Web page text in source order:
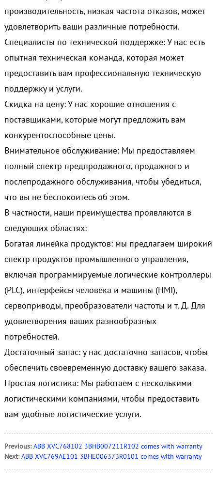
производительность, низкая частота отказов, может
удовлетворить ваши различные потребности.
Специалисты по технической поддержке: У нас есть
опытная техническая команда, которая может
предоставить вам профессиональную техническую
поддержку и услуги.
Скидка на цену: У нас хорошие отношения с
поставщиками, которые могут предложить вам
конкурентоспособные цены.
Внимательное обслуживание: Мы предоставляем
полный спектр предпродажного, продажного и
послепродажного обслуживания, чтобы убедиться,
что вы не беспокоитесь об этом.
В частности, наши преимущества проявляются в
следующих областях:
Богатая линейка продуктов: мы предлагаем широкий
спектр продуктов промышленного управления,
включая программируемые логические контроллеры
(PLC), интерфейсы человека и машины (HMI),
сервоприводы, преобразователи частоты и т. Д. Для
удовлетворения ваших разнообразных
потребностей.
Достаточный запас: у нас достаточно запасов, чтобы
обеспечить своевременную доставку вашего заказа.
Простая логистика: Мы работаем с несколькими
логистическими компаниями, чтобы предоставить
вам удобные логистические услуги.
Previous: ABB XVC768102 3BHB007211R102 comes with warranty
Next: ABB XVC769AE101 3BHE006373R0101 comes with warranty